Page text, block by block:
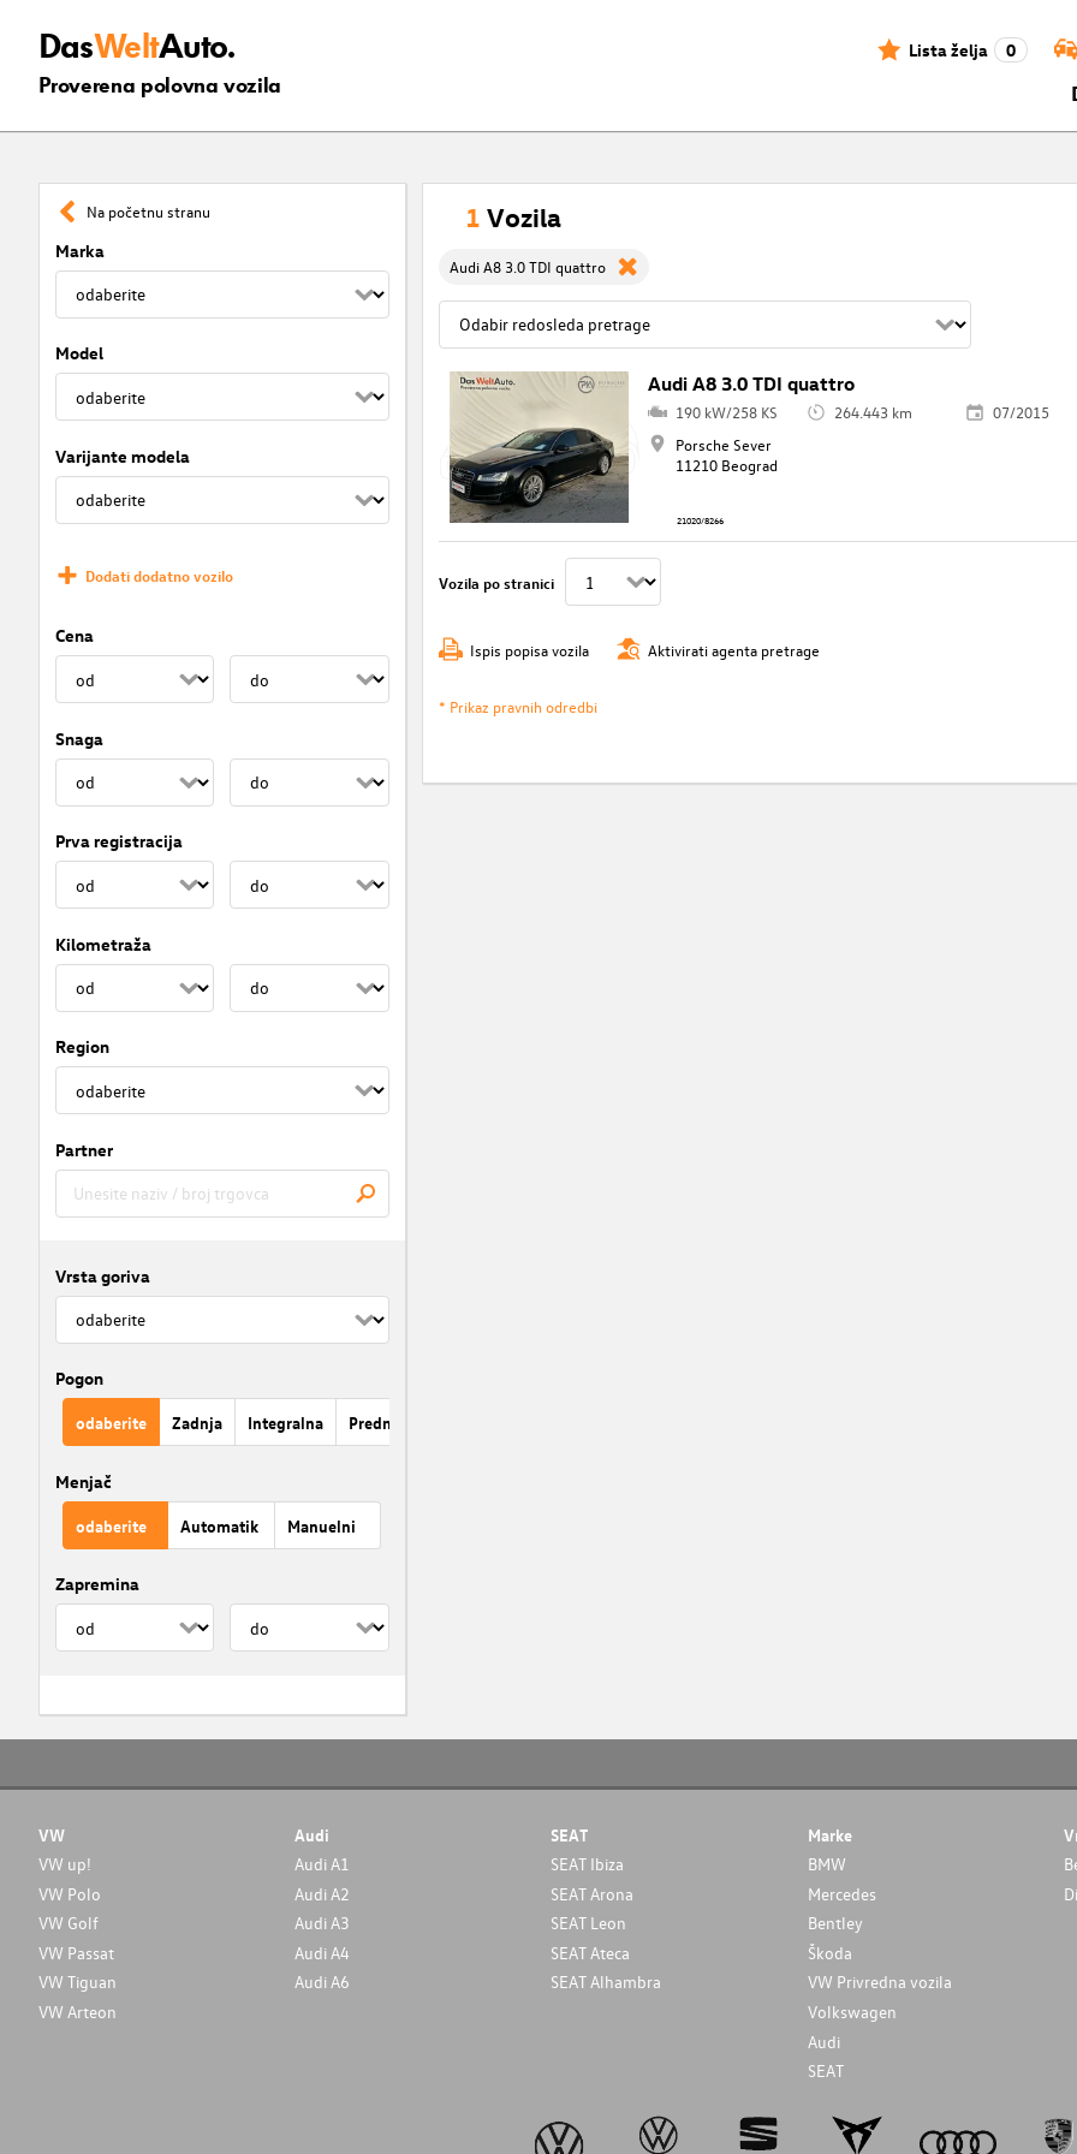
DasWeltAuto.
Proverena polovna vozila
Lista želja 0
Na početnu stranu
Marka
Model
Varijante modela
Dodati dodatno vozilo
Cena
Snaga
Prva registracija
Kilometraža
Region
Partner
Vrsta goriva
Pogon
odaberite Zadnja Integralna Prednja
Menjač
odaberite Automatik Manuelni
Zapremina
1 Vozila
Audi A8 3.0 TDI quattro
Audi A8 3.0 TDI quattro
190 kW/258 KS 264.443 km
07/2015
Porsche Sever
11210 Beograd
21020/8266
Vozila po stranici
Ispis popisa vozila Aktivirati agenta pretrage
* Prikaz pravnih odredbi
VW
VW up!
VW Polo
VW Golf
VW Passat
VW Tiguan
VW Arteon
Audi
Audi A1
Audi A2
Audi A3
Audi A4
Audi A6
SEAT
SEAT Ibiza
SEAT Arona
SEAT Leon
SEAT Ateca
SEAT Alhambra
Marke
BMW
Mercedes
Bentley
Škoda
VW Privredna vozila
Volkswagen
Audi
SEAT